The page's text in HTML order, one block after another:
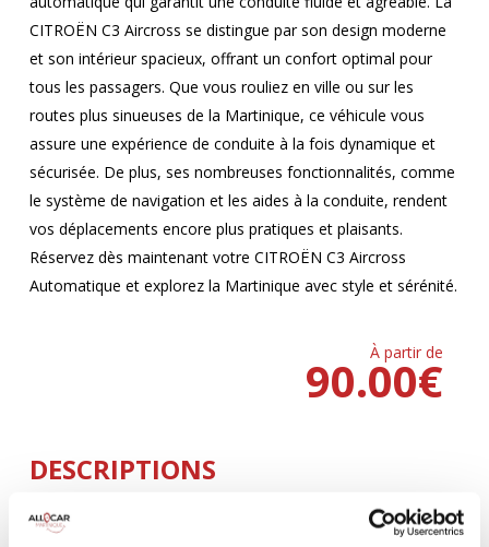
CITROËN C3 Aircross se distingue par son design moderne
et son intérieur spacieux, offrant un confort optimal pour
tous les passagers. Que vous rouliez en ville ou sur les
routes plus sinueuses de la Martinique, ce véhicule vous
assure une expérience de conduite à la fois dynamique et
sécurisée. De plus, ses nombreuses fonctionnalités, comme
le système de navigation et les aides à la conduite, rendent
vos déplacements encore plus pratiques et plaisants.
Réservez dès maintenant votre CITROËN C3 Aircross
Automatique et explorez la Martinique avec style et sérénité.
À partir de
€
90.00
DESCRIPTIONS
AUTOMATIQUE